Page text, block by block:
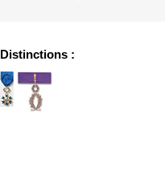
Distinctions :